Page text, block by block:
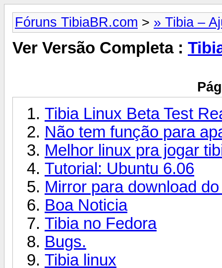
Fóruns TibiaBR.com > » Tibia –
Ver Versão Completa :
Tibia Linux Beta Test
Não tem função para
Melhor linux pra jogar
Tutorial: Ubuntu 6.06
Mirror para download
Boa Noticia
Tibia no Fedora
Bugs.
Tibia linux